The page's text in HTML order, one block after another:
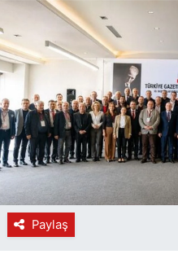
Paylaş